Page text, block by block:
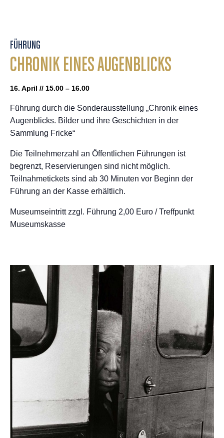
FÜHRUNG
CHRONIK EINES AUGENBLICKS
16. April // 15.00 – 16.00
Führung durch die Sonderausstellung „Chronik eines
Augenblicks. Bilder und ihre Geschichten in der
Sammlung Fricke“
Die Teilnehmerzahl an Öffentlichen Führungen ist
begrenzt, Reservierungen sind nicht möglich.
Teilnahmetickets sind ab 30 Minuten vor Beginn der
Führung an der Kasse erhältlich.
Museumseintritt zzgl. Führung 2,00 Euro / Treffpunkt
Museumskasse